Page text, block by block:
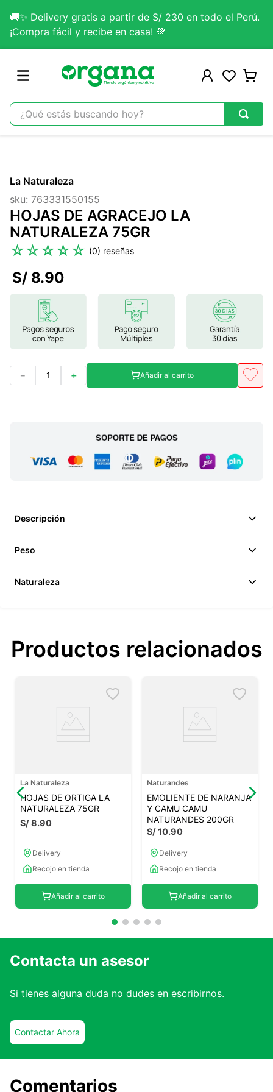
🚚✨ Delivery gratis a partir de S/ 230 en todo el Perú.
¡Compra fácil y recibe en casa! 💚
¿Qué estás buscando hoy?
2.
citrato magnesio
3.
colageno
4.
kefir
5 .
lab nutrition
magnesio
9.
melena leon
La Naturaleza
sku: 763331550155
HOJAS DE AGRACEJO LA
NATURALEZA 75GR
☆☆☆☆☆ (0)
S/ 8.90
＋
－ Añadir al carrito
Descripción
Peso
Naturaleza
Productos relacionados
La Naturaleza
HOJAS DE ORTIGA LA
NATURALEZA 75GR
S/8.90
Delivery
Recojo en tienda
Añadir al carrito
Naturandes
EMOLIENTE DE NARANJA
Y CAMU CAMU
NATURANDES 200GR
S/10.90
Delivery
Recojo en tienda
Añadir al carrito
Contacta un asesor
Si tienes alguna duda no dudes en escribirnos.
Contactar Ahora
Comentarios